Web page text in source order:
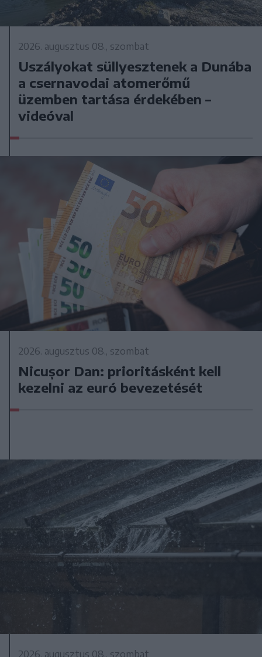
2026. augusztus 08., szombat
Uszályokat süllyesztenek a Dunába
a csernavodai atomerőmű
üzemben tartása érdekében –
videóval
2026. augusztus 08., szombat
Nicușor Dan: prioritásként kell
kezelni az euró bevezetését
2026. augusztus 08., szombat